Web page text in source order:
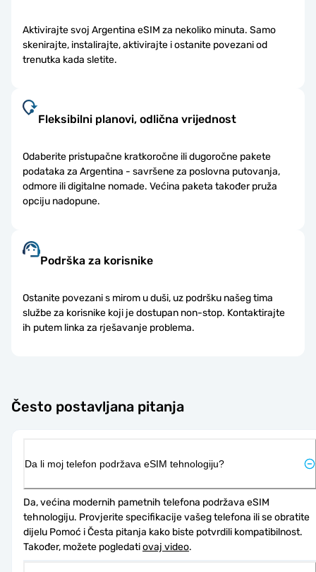
Aktivirajte svoj Argentina eSIM za nekoliko minuta. Samo
skenirajte, instalirajte, aktivirajte i ostanite povezani od
trenutka kada sletite.
Fleksibilni planovi, odlična vrijednost
Odaberite pristupačne kratkoročne ili dugoročne pakete
podataka za Argentina - savršene za poslovna putovanja,
odmore ili digitalne nomade. Većina paketa također pruža
opciju nadopune.
Podrška za korisnike
Ostanite povezani s mirom u duši, uz podršku našeg tima
službe za korisnike koji je dostupan non-stop. Kontaktirajte
ih putem linka za rješavanje problema.
Često postavljana pitanja
Da li moj telefon podržava eSIM tehnologiju?
Da, većina modernih pametnih telefona podržava eSIM
tehnologiju. Provjerite specifikacije vašeg telefona ili se obratite
dijelu Pomoć i Česta pitanja kako biste potvrdili kompatibilnost.
Također, možete pogledati ovaj video.